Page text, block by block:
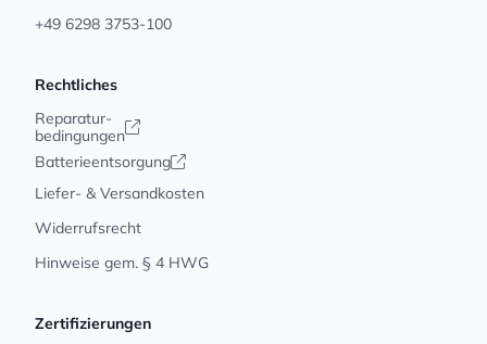
+49 6298 3753-100
Rechtliches
Reparatur-
bedingungen
Batterieentsorgung
Liefer- & Versandkosten
Widerrufsrecht
Hinweise gem. § 4 HWG
Zertifizierungen